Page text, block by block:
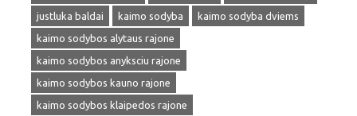
justluka baldai
kaimo sodyba
kaimo sodyba dviems
kaimo sodybos alytaus rajone
kaimo sodybos anyksciu rajone
kaimo sodybos kauno rajone
kaimo sodybos klaipedos rajone